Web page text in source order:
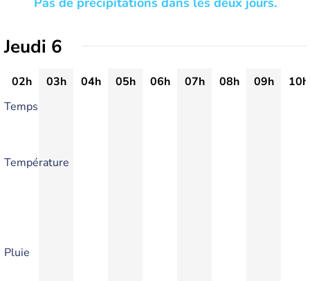
Jeudi 6
02h 03h 04h 05h 06h 07h 08h 09h
10h
Temps
Température
Pluie